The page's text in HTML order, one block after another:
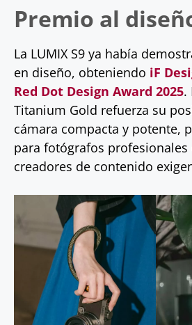
Premio al
La LUMIX S9 ya había
en diseño, obteniendo iF
Red Dot Design Award 2025.
Titanium Gold refuerza su
cámara compacta y potente,
para fotógrafos profesionales
creadores de contenido